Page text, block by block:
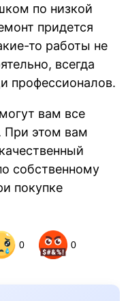
по низкой
придется
то работы не
всегда
профессионалов.
вам все
При этом вам
собственному
покупке
0 0